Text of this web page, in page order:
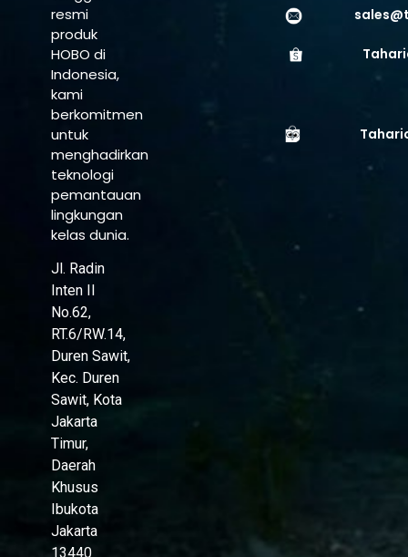
resmi
produk
HOBO di
Indonesia,
kami
berkomitmen
untuk
menghadirkan
teknologi
pemantauan
lingkungan
kelas dunia.
Jl. Radin
Inten II
No.62,
RT.6/RW.14,
Duren Sawit,
Kec. Duren
Sawit, Kota
Jakarta
Timur,
Daerah
Khusus
Ibukota
Jakarta
13440